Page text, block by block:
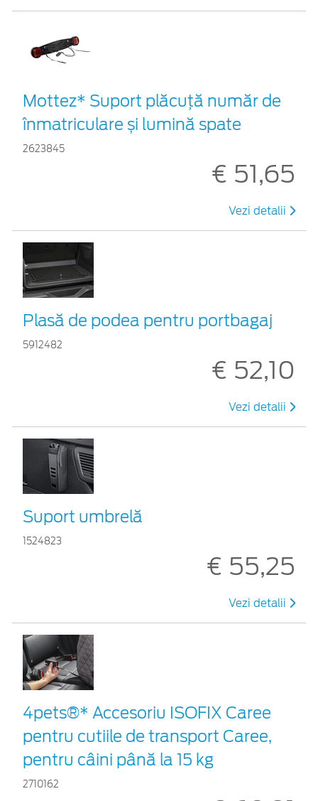
Mottez* Suport plăcuță număr de
înmatriculare și lumină spate
2623845
€ 51,65
Vezi detalii
Plasă de podea pentru portbagaj
5912482
€ 52,10
Vezi detalii
Suport umbrelă
1524823
€ 55,25
Vezi detalii
4pets®* Accesoriu ISOFIX Caree
pentru cutiile de transport Caree,
pentru câini până la 15 kg
2710162